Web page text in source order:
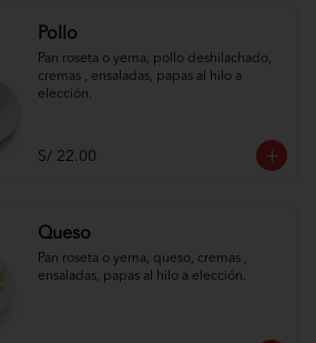
Pollo
Pan roseta o yema, pollo deshilachado,
cremas , ensaladas, papas al hilo a
elección.
S/ 22.00
Queso
Pan roseta o yema, queso, cremas ,
ensaladas, papas al hilo a elección.